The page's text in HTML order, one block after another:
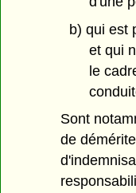
b) qui est
et qui
le
Sont
de